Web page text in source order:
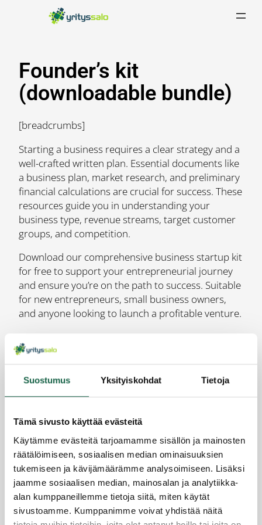
Suostumus Yksityiskohdat Tietoja
Tämä sivusto käyttää evästeitä
Käytämme evästeitä tarjoamamme sisällön ja mainosten
räätälöimiseen, sosiaalisen median ominaisuuksien
tukemiseen ja kävijämäärämme analysoimiseen. Lisäksi
jaamme sosiaalisen median, mainosalan ja analytiikka-
alan kumppaneillemme tietoja siitä, miten käytät
sivustoamme. Kumppanimme voivat yhdistää näitä
Founder’s kit
(downloadable bundle)​
[breadcrumbs]
Starting a business requires a clear strategy and a
well-crafted written plan. Essential documents like
a business plan, market research, and preliminary
financial calculations are crucial for success. These
resources guide you in understanding your
business type, revenue streams, target customer
groups, and competition. ​
Download our comprehensive business startup kit
for free to support your entrepreneurial journey
and ensure you’re on the path to success. Suitable
for new entrepreneurs, small business owners,
and anyone looking to launch a profitable venture.​
Founder’s kit
YRITYSPALVELUT
Aloittavalle yritykselle
Kansainvälistyvälle yritykselle
Omistajanvaihdos yrityksissä
Sijoittuvalle yritykselle
YRITYSSALO OY / INFO
Toimintaympäristö – suhdannekatsaukset